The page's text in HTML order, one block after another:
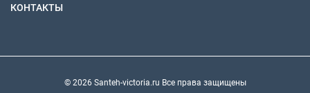
КОНТАКТЫ
© 2026 Santeh-victoria.ru Все права защищены